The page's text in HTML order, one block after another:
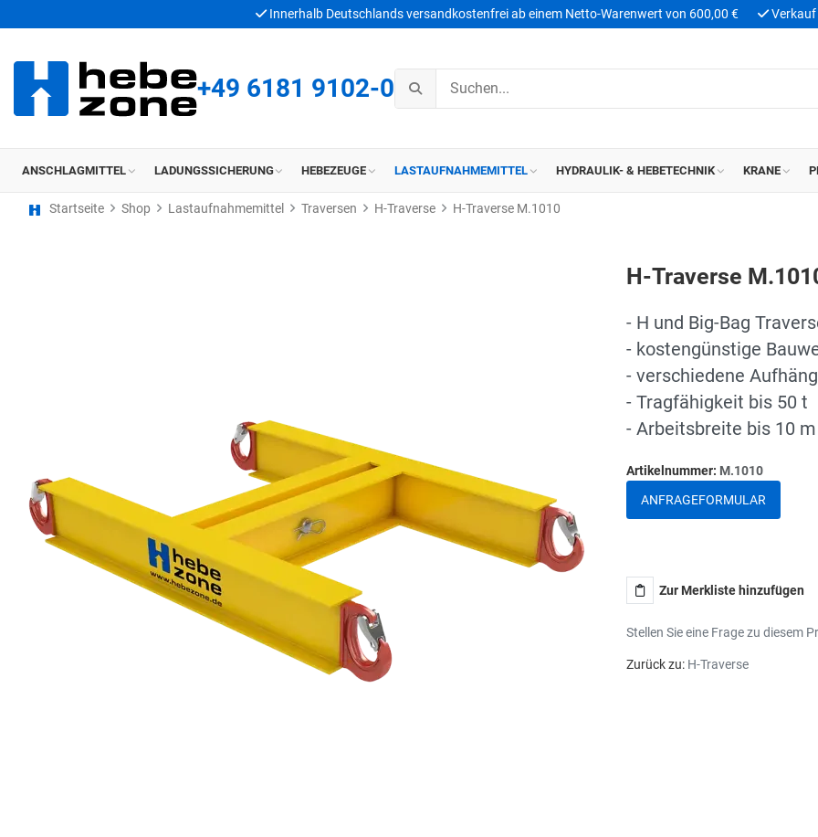
Innerhalb Deutschlands versandkostenfrei ab einem Netto-Warenwert von 600,00 € Verkauf
+49 6181 9102-0
ANSCHLAGMITTEL LADUNGSSICHERUNG HEBEZEUGE LASTAUFNAHMEMITTEL HYDRAULIK- & HEBETECHNIK KRANE
Startseite Shop Lastaufnahmemittel Traversen H-Traverse H-Traverse M.1010
H-Traverse
- H und Big-Bag
- kostengünstige
- verschiedene
- Tragfähigkeit bis 50 t
- Arbeitsbreite bis 10 m
Artikelnummer: M.1010
ANFRAGEFORMULAR
Zur Merkliste hinzufügen
Stellen Sie eine Frage zu diesem
Zurück zu: H-Traverse